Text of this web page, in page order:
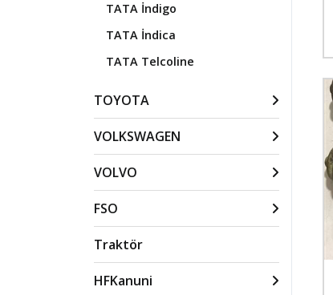
TATA İndigo
TATA İndica
TATA Telcoline
TOYOTA
VOLKSWAGEN
VOLVO
FSO
Traktör
HFKanuni